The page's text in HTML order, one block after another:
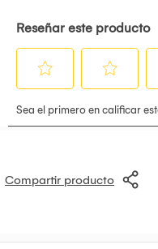
Compartir producto